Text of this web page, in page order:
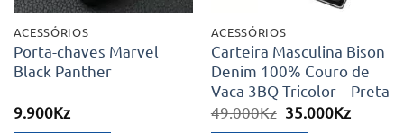
ACESSÓRIOS
Porta-chaves Marvel
Black Panther
9.900Kz
ACESSÓRIOS
Carteira Masculina Bison
Denim 100% Couro de
Vaca 3BQ Tricolor – Preta
49.000Kz O
35.000KzO